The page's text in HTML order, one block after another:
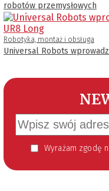
robotów przemysłowych
Robotyka, montaż i obsługa
Universal Robots
Wyrażam zgodę na otrzymywanie informacji handlowej kierowanej do mnie za pomocą środków komunikacji elektronicznej w szczególności poczty elektronicznej zgodnie z